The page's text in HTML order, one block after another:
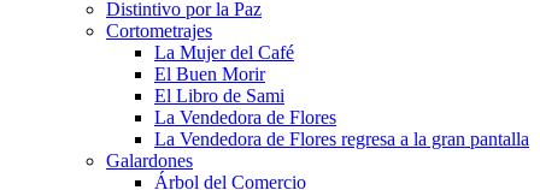
Distintivo por la Paz
Cortometrajes
La Mujer del Café
El Buen Morir
El Libro de Sami
La Vendedora de Flores
La Vendedora de Flores regresa a la gran pantalla
Galardones
Árbol del Comercio